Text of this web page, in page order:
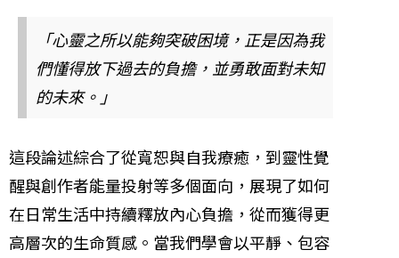
「心靈之所以能夠突破困境，正是因為我
們懂得放下過去的負擔，並勇敢面對未知
的未來。」
這段論述綜合了從寬恕與自我療癒，到靈性覺
醒與創作者能量投射等多個面向，展現了如何
在日常生活中持續釋放內心負擔，從而獲得更
高層次的生命質感。當我們學會以平靜、包容